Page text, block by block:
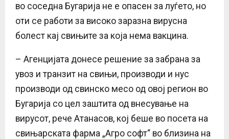
во соседна Бугарија не е опасен за луѓето, но
оти се работи за високо заразна вирусна
болест кај свињите за која нема вакцина.
– Агенцијата донесе решение за забрана за
увоз и транзит на свињи, производи и нус
производи од свинско месо од овој регион во
Бугарија со цел заштита од внесување на
вирусот, рече Атанасов, кој беше во посета на
свињарската фарма „Агро софт“ во близина на